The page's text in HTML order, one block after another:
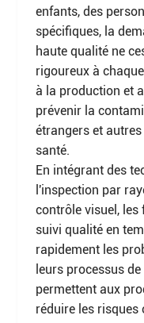
enfants, des
spécifiques, la
haute qualité ne
rigoureux à
à la production et
prévenir la
étrangers et
santé.
En intégrant des
l'inspection par
contrôle visuel, les
suivi qualité en
rapidement les
leurs processus
permettent aux
réduire les risques